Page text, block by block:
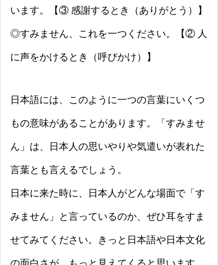
います。【③ 感謝するとき（ありがとう）】
◎すみません、これを一つください。【② 人
に声をかけるとき（呼びかけ）】
日本語には、このように一つの言葉にいくつ
もの意味があることがあります。「すみませ
ん」は、日本人の思いやりや気遣いが表れた
言葉とも言えるでしょう。
日本に来た時に、日本人がどんな場面で「す
みません」と言っているのか、ぜひ耳をすま
せてみてください。きっと日本語や日本文化